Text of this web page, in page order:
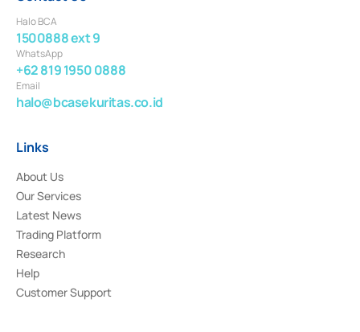
Halo BCA
1500888 ext 9
WhatsApp
+62 819 1950 0888
Email
halo@bcasekuritas.co.id
Links
About Us
Our Services
Latest News
Trading Platform
Research
Help
Customer Support